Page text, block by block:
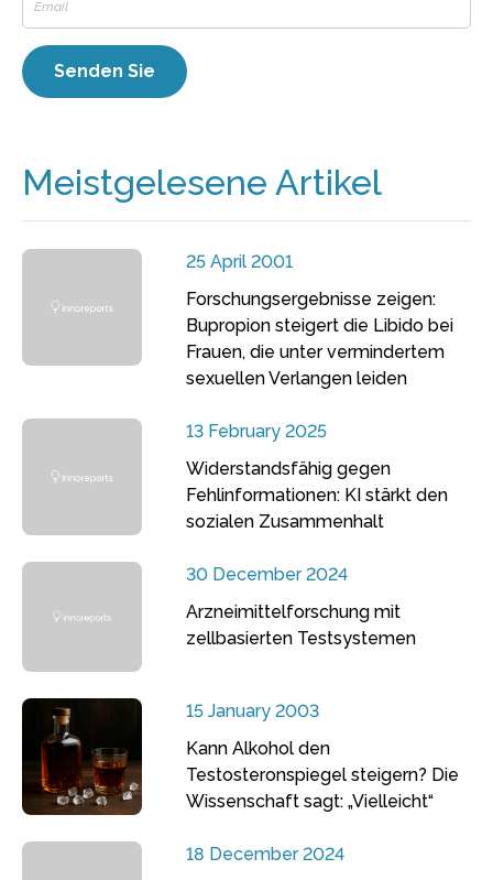
Meistgelesene Artikel
25 April 2001
Forschungsergebnisse zeigen:
Bupropion steigert die Libido bei
Frauen, die unter vermindertem
sexuellen Verlangen leiden
13 February 2025
Widerstandsfähig gegen
Fehlinformationen: KI stärkt den
sozialen Zusammenhalt
30 December 2024
Arzneimittelforschung mit
zellbasierten Testsystemen
15 January 2003
Kann Alkohol den
Testosteronspiegel steigern? Die
Wissenschaft sagt: „Vielleicht“
18 December 2024